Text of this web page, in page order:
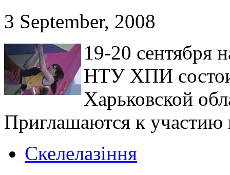
3 September, 2008
19-20 сентября
НТУ ХПИ
Харьковской
Приглашаются к
Скелелазіння